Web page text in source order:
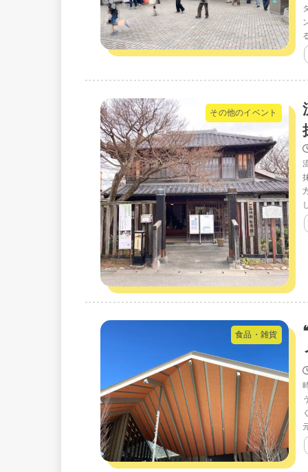
その他のイベント
食品・雑貨